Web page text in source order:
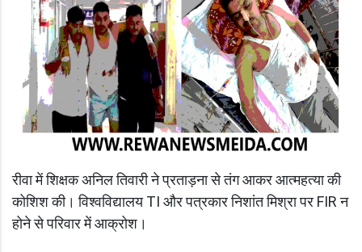
रीवा में शिक्षक अनिल तिवारी ने प्रताड़ना से तंग आकर आत्महत्या की
कोशिश की। विश्वविद्यालय TI और पत्रकार निशांत मिश्रा पर FIR न
होने से परिवार में आक्रोश।